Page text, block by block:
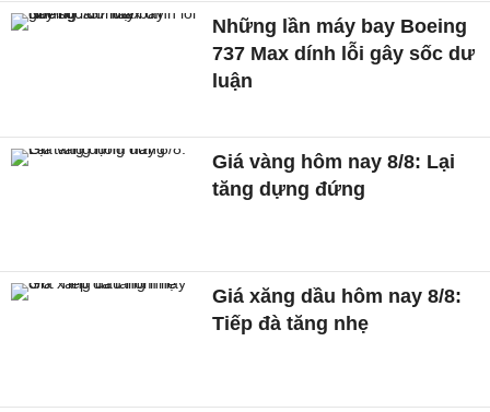
Những lần máy bay Boeing
737 Max dính lỗi gây sốc dư
luận
Giá vàng hôm nay 8/8: Lại
tăng dựng đứng
Giá xăng dầu hôm nay 8/8:
Tiếp đà tăng nhẹ